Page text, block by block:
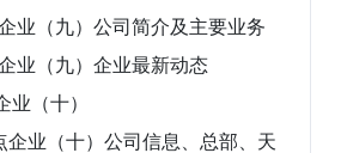
业（九）公司简介及主要业务
业（九）企业最新动态
业（十）
企业（十）公司信息、总部、天